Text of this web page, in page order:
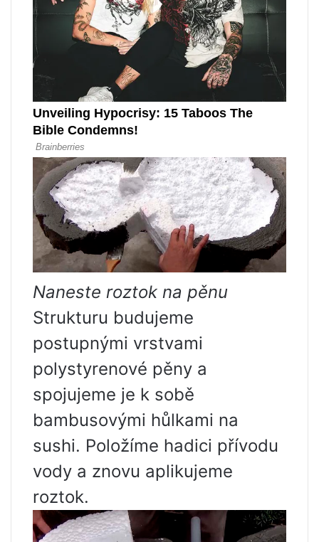
Naneste roztok na pěnu
Strukturu budujeme
postupnými vrstvami
polystyrenové pěny a
spojujeme je k sobě
bambusovými hůlkami na
sushi. Položíme hadici přívodu
vody a znovu aplikujeme
roztok.